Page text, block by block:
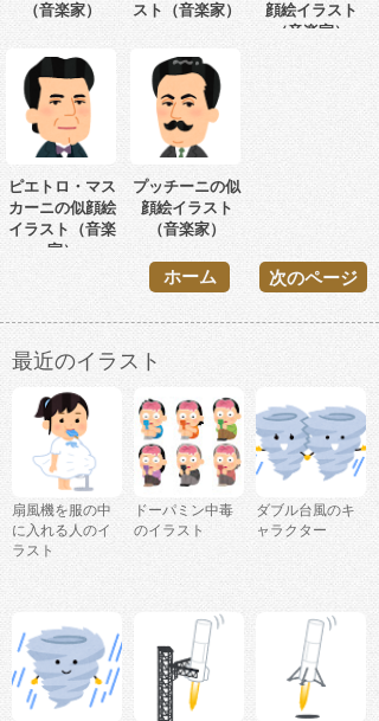
（音楽家）
スト（音楽家）
顔絵イラスト
（音楽家）
ピエトロ・マス
カーニの似顔絵
イラスト（音楽
家）
プッチーニの似
顔絵イラスト
（音楽家）
次のページ
ホーム
最近のイラスト
扇風機を服の中
に入れる人のイ
ラスト
ドーパミン中毒
のイラスト
ダブル台風のキ
ャラクター